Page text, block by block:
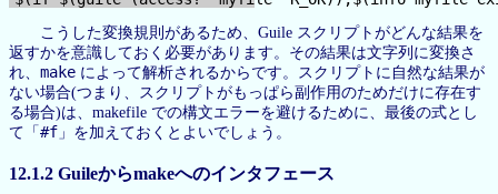
こうした変換規則があるため、Guile スクリプトがどんな結果を
返すかを意識しておく必要があります。その結果は文字列に変換さ
れ、 make によって解析されるからです。スクリプトに自然な結果が
ない場合(つまり、スクリプトがもっぱら副作用のためだけに存在す
る場合)は、makefile での構文エラーを避けるために、最後の式とし
て「 #f 」を加えておくとよいでしょう。
12.1.2 Guileからmakeへのインタフェース